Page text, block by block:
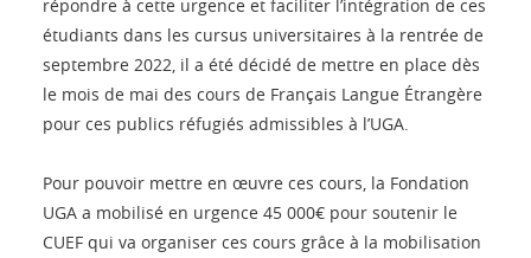
répondre à cette urgence et faciliter l’intégration de ces
étudiants dans les cursus universitaires à la rentrée de
septembre 2022, il a été décidé de mettre en place dès
le mois de mai des cours de Français Langue Étrangère
pour ces publics réfugiés admissibles à l’UGA.
Pour pouvoir mettre en œuvre ces cours, la Fondation
UGA a mobilisé en urgence 45 000€ pour soutenir le
CUEF qui va organiser ces cours grâce à la mobilisation